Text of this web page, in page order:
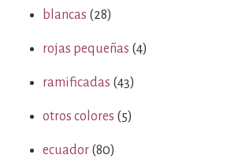
blancas (28)
rojas pequeñas (4)
ramificadas (43)
otros colores (5)
ecuador (80)